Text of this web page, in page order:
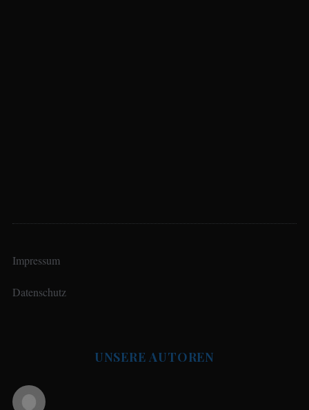
Impressum
Datenschutz
UNSERE AUTOREN